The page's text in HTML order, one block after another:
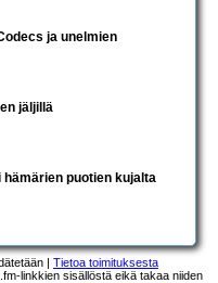
ja unelmien
jäljillä
puotien kujalta
| Tietoa toimituksesta
linkkien sisällöstä eikä takaa niiden